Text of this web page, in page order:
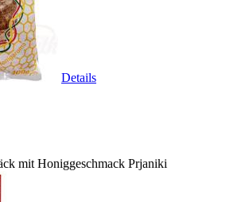
Details
mit Honiggeschmack Prjaniki